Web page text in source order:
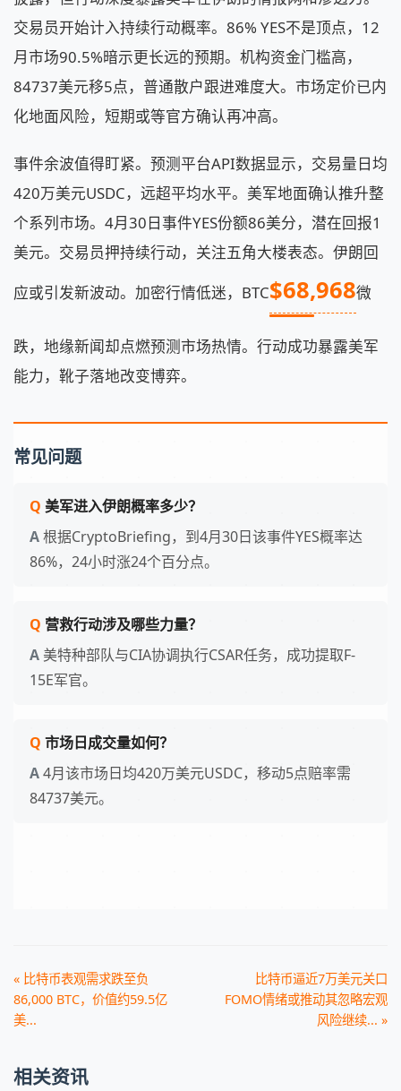
交易员开始计入持续行动概率。86% YES不是顶点，12
月市场90.5%暗示更长远的预期。机构资金门槛高，
84737美元移5点，普通散户跟进难度大。市场定价已内
化地面风险，短期或等官方确认再冲高。
事件余波值得盯紧。预测平台API数据显示，交易量日均
420万美元USDC，远超平均水平。美军地面确认推升整
个系列市场。4月30日事件YES份额86美分，潜在回报1
美元。交易员押持续行动，关注五角大楼表态。伊朗回
应或引发新波动。加密行情低迷，BTC$68,968微
跌，地缘新闻却点燃预测市场热情。行动成功暴露美军
能力，靴子落地改变博弈。
常见问题
美军进入伊朗概率多少？
根据CryptoBriefing，到4月30日该事件YES概率达
86%，24小时涨24个百分点。
营救行动涉及哪些力量？
美特种部队与CIA协调执行CSAR任务，成功提取F-
15E军官。
市场日成交量如何？
4月该市场日均420万美元USDC，移动5点赔率需
84737美元。
« 比特币表观需求跌至负
86,000 BTC，价值约59.5亿
美...
比特币逼近7万美元关口
FOMO情绪或推动其忽略宏观
风险继续... »
相关资讯